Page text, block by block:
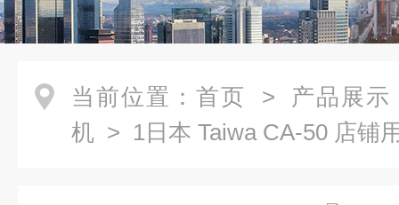
当前位置： 首页 > 产品展示
机 > 1日本 Taiwa CA-50 店铺